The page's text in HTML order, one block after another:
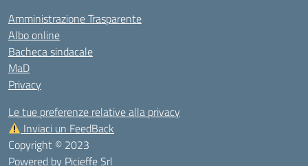
Amministrazione Trasparente
Albo online
Bacheca sindacale
MaD
Privacy
Le tue preferenze relative alla privacy
Inviaci un FeedBack
Copyright © 2023
Powered by Picieffe Srl